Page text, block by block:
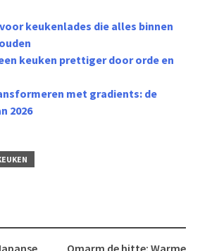
keukenlades die alles binnen
keuken prettiger door orde en
met gradients: de
2026
Omarm de hitte: Warme